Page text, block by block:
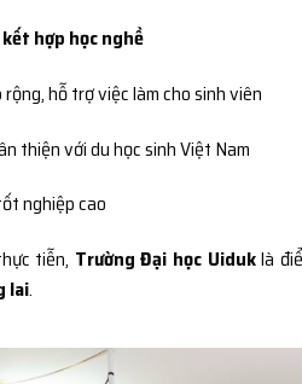
hợp học nghề
hỗ trợ việc làm cho sinh viên
thiện với du học sinh Việt Nam
nghiệp cao
tiễn, Trường Đại học Uiduklà
lai.